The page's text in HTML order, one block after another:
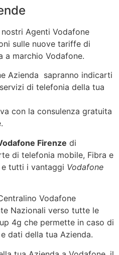
Agenti Vodafone
sulle nuove tariffe di
a marchio Vodafone.
Azienda sapranno indicarti
di telefonia della tua
con la consulenza gratuita
Firenze di
di telefonia mobile, Fibra e
e tutti i vantaggi Vodafone
Vodafone
Nazionali verso tutte le
4g che permette in caso di
dati della tua Azienda.